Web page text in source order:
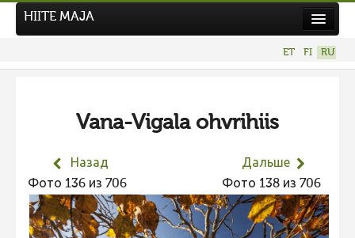
Hiite kuvavõistlus 2026
Фотоконкурс 2025
Не учитываются 2025
Видео 2025
HIITE MAJA
ET FI RU
Vana-Vigala ohvrihiis
Назад
Фото 136 из 706
Дальше
Фото 138 из 706